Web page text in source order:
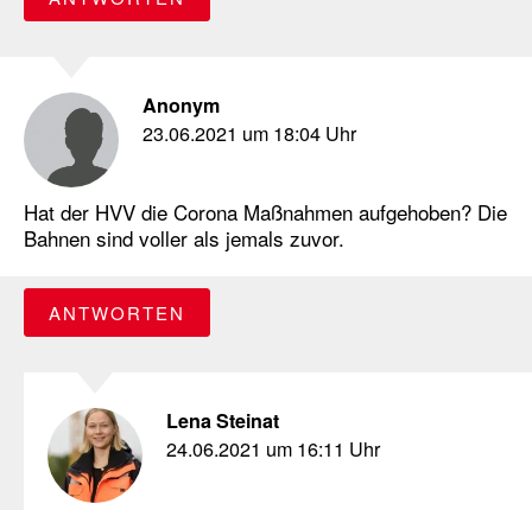
Anonym
23.06.2021 um 18:04 Uhr
Hat der HVV die Corona Maßnahmen aufgehoben? Die
Bahnen sind voller als jemals zuvor.
ANTWORTEN
Lena Steinat
24.06.2021 um 16:11 Uhr